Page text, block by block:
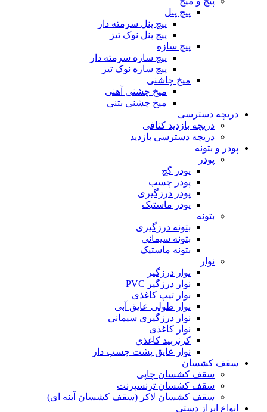
پیچ پنل
پیچ پنل سرمته دار
پیچ پنل نوک تیز
پیچ سازه
پیچ سازه سرمته دار
پیچ سازه نوک تیز
میخ چاشنی
میخ چشنی آهنی
میخ چشنی بتنی
دریچه دسترسی
دریچه بازدید کنافی
دریچه دسترسی بازدید
پودر و بتونه
پودر
پودر گچ
پودر چسب
پودر درزگیری
پودر ماستیک
بتونه
بتونه درزگیری
بتونه سیمانی
بتونه ماستیک
نوار
نوار درزگیر
نوار درزگیر PVC
نوار تیپ کاغذی
نوار طولی عايق آبی
نوار درزگیری سیمانی
نوار کاغذی
کرنربید کاغذي
نوار عایق پشت چسب دار
سقف کشسان
سقف کشسان چاپی
سقف کشسان ترنسپرنت
سقف کشسان لاکر (سقف کشسان آینه ای)
انواع ابراز دستی